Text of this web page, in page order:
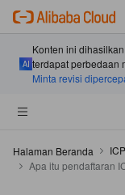
Konten ini
terdapat perbedaan
Minta revisi
Halaman Beranda
Apa itu pendaftaran